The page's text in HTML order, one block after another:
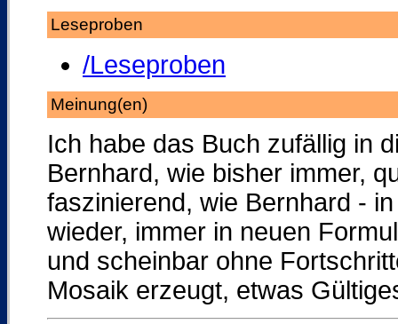
Leseproben
/Leseproben
Meinung(en)
Ich habe das Buch zufällig in
Bernhard, wie bisher immer,
faszinierend, wie Bernhard -
wieder, immer in neuen
und scheinbar ohne
Mosaik erzeugt, etwas